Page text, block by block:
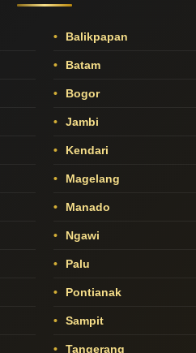
Balikpapan
Batam
Bogor
Jambi
Kendari
Magelang
Manado
Ngawi
Palu
Pontianak
Sampit
Tangerang